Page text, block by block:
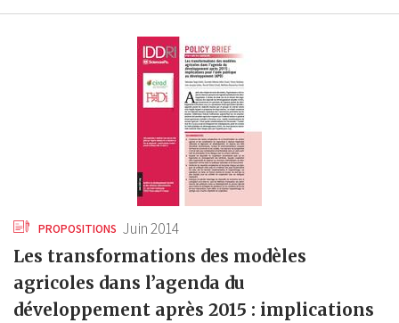
PROPOSITIONS Juin 2014
Les transformations des modèles
agricoles dans l’agenda du
développement après 2015 : implications